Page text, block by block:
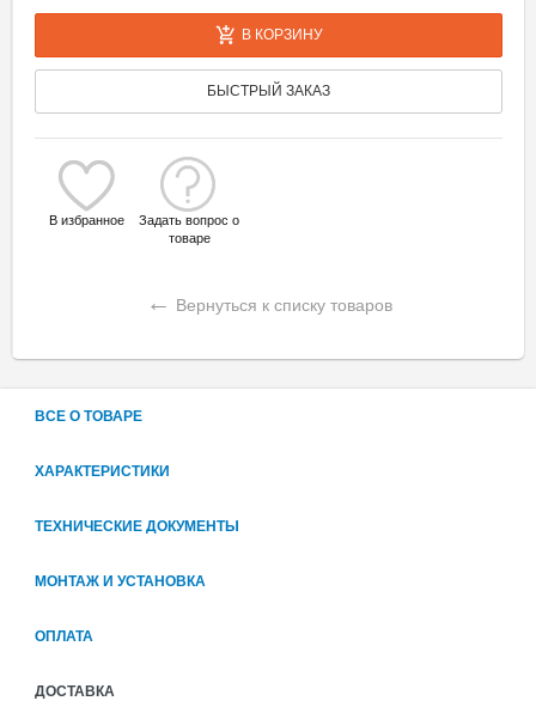
В КОРЗИНУ
БЫСТРЫЙ ЗАКАЗ
В избранное
Задать вопрос о
товаре
← Вернуться к списку товаров
ВСЕ О ТОВАРЕ
ХАРАКТЕРИСТИКИ
ТЕХНИЧЕСКИЕ ДОКУМЕНТЫ
МОНТАЖ И УСТАНОВКА
ОПЛАТА
ДОСТАВКА